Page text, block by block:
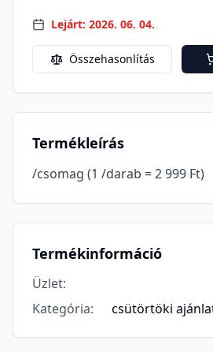
Lejárt: 2026. 06. 04.
Összehasonlítás
Termékleírás
/csomag (1 /darab = 2 999 Ft)
Termékinformáció
Üzlet:
Kategória: csütörtöki